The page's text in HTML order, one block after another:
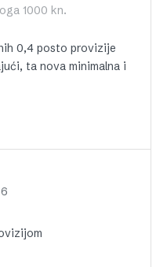
1000 kn.
0,4 posto provizije
ta nova minimalna i